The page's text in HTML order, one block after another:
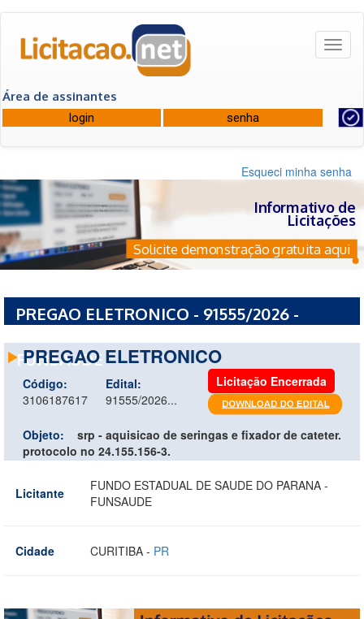
Área de assinantes
Esqueci minha senha
Informativo de
Licitações
Solicite demonstração gratuita aqui
PREGAO ELETRONICO - 91555/2026 -
FUNSAUDE
PREGAO ELETRONICO
Código:
3106187617
Edital:
91555/2026...
Licitação Encerrada
Objeto:
srp - aquisicao de seringas e fixador de cateter.
protocolo no 24.155.156-3.
Licitante
FUNDO ESTADUAL DE SAUDE DO PARANA -
FUNSAUDE
Cidade CURITIBA - PR